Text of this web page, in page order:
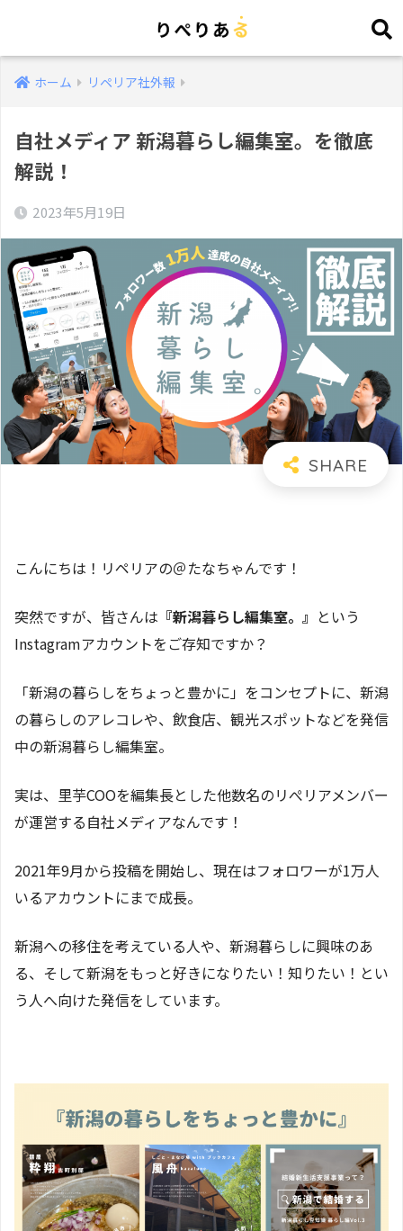
ホーム リペリア社外報
自社メディア 新潟暮らし編集室。を徹底
解説！
2023年5月19日
こんにちは！リペリアの＠たなちゃんです！
突然ですが、皆さんは 『新潟暮らし編集室。』 という
Instagramアカウントをご存知ですか？
「新潟の暮らしをちょっと豊かに」をコンセプトに、新潟
の暮らしのアレコレや、飲食店、観光スポットなどを発信
中の新潟暮らし編集室。
実は、里芋COOを編集長とした他数名のリぺリアメンバー
が運営する自社メディアなんです！
2021年9月から投稿を開始し、現在はフォロワーが1万人
いるアカウントにまで成長。
新潟への移住を考えている人や、新潟暮らしに興味のあ
る、そして新潟をもっと好きになりたい！知りたい！とい
う人へ向けた発信をしています。